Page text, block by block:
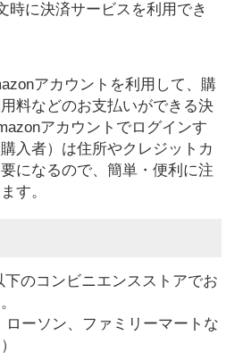
時に決済サービスを利用でき
アカウントを利用して、購
料などのお支払いができる決
アカウントでログインす
入者）は住所やクレジットカ
になるので、簡単・便利に注
す。
下のコンビニエンスストアでお
ローソン、ファミリーマートな